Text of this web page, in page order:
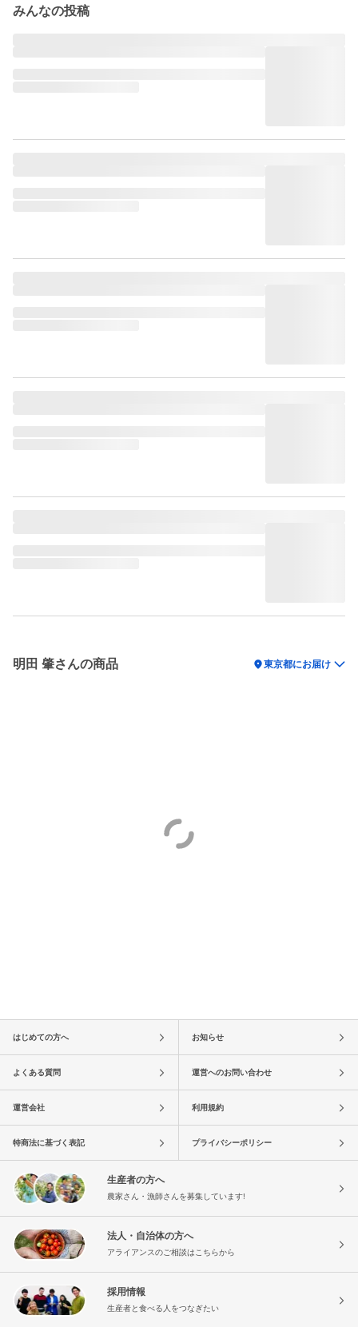
みんなの投稿
明田 肇さんの商品 location_on東京都にお届け
はじめての方へ お知らせ
よくある質問 運営へのお問い合わせ
運営会社 利用規約
特商法に基づく表記 プライバシーポリシー
生産者の方へ
農家さん・漁師さんを募集しています!
法人・自治体の方へ
アライアンスのご相談はこちらから
採用情報
生産者と食べる人をつなぎたい